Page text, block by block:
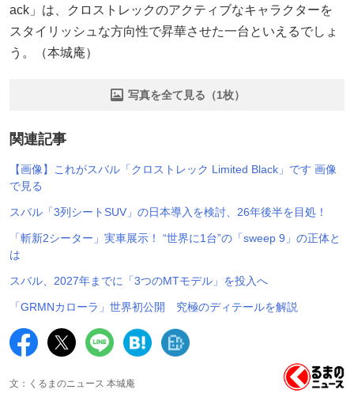
ack」は、クロストレックのアクティブなキャラクターを
スタイリッシュな方向性で昇華させた一台といえるでしょ
う。（本城庵）
写真を全て見る（1枚）
関連記事
【画像】これがスバル「クロストレック Limited Black」です 画像
で見る
スバル「3列シートSUV」の日本導入を検討、26年後半を目処！
「斬新2シーター」実車展示！ “世界に1台”の「sweep 9」の正体と
は
スバル、2027年までに「3つのMTモデル」を投入へ
「GRMNカローラ」世界初公開 究極のディテールを解説
文：くるまのニュース 本城庵